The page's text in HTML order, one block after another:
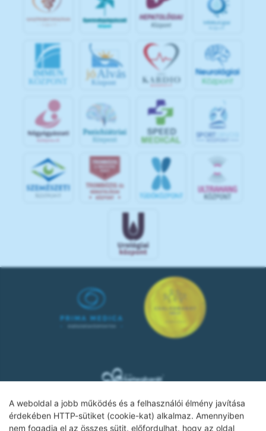
A weboldal a jobb működés és a felhasználói élmény javítása
érdekében HTTP-sütiket (cookie-kat) alkalmaz. Amennyiben
nem fogadja el az összes sütit, előfordulhat, hogy az oldal
IMMUN
KÖZPONT
jó Alvás
Központ
SPOR